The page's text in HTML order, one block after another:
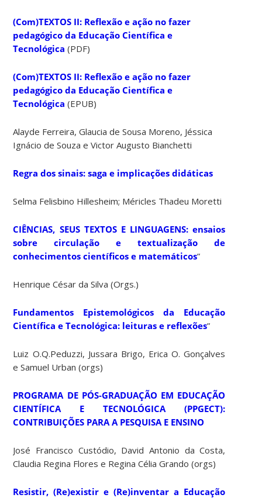
(Com)TEXTOS II: Reflexão e ação no fazer
pedagógico da Educação Científica e
Tecnológica (PDF)
(Com)TEXTOS II: Reflexão e ação no fazer
pedagógico da Educação Científica e
Tecnológica (EPUB)
Alayde Ferreira, Glaucia de Sousa Moreno, Jéssica
Ignácio de Souza e Victor Augusto Bianchetti
Regra dos sinais: saga e implicações didáticas
Selma Felisbino Hillesheim; Méricles Thadeu Moretti
CIÊNCIAS, SEUS TEXTOS E LINGUAGENS: ensaios
sobre circulação e textualização de
conhecimentos científicos e matemáticos”
Henrique César da Silva (Orgs.)
Fundamentos Epistemológicos da Educação
Científica e Tecnológica: leituras e reflexões”
Luiz O.Q.Peduzzi, Jussara Brigo, Erica O. Gonçalves
e Samuel Urban (orgs)
PROGRAMA DE PÓS-GRADUAÇÃO EM EDUCAÇÃO
CIENTÍFICA E TECNOLÓGICA (PPGECT):
CONTRIBUIÇÕES PARA A PESQUISA E ENSINO
José Francisco Custódio, David Antonio da Costa,
Claudia Regina Flores e Regina Célia Grando (orgs)
Resistir, (Re)existir e (Re)inventar a Educação